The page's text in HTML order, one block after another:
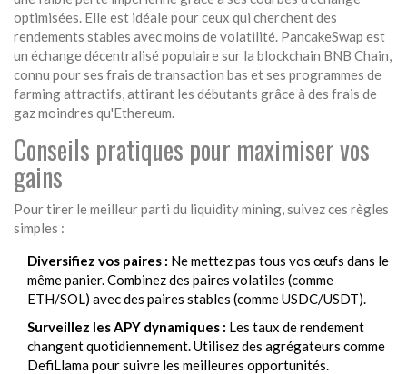
optimisées. Elle est idéale pour ceux qui cherchent des
rendements stables avec moins de volatilité. PancakeSwap est
un échange décentralisé populaire sur la blockchain BNB Chain,
connu pour ses frais de transaction bas et ses programmes de
farming attractifs, attirant les débutants grâce à des frais de
gaz moindres qu'Ethereum.
Conseils pratiques pour maximiser vos
gains
Pour tirer le meilleur parti du liquidity mining, suivez ces règles
simples :
Diversifiez vos paires : Ne mettez pas tous vos œufs dans le
même panier. Combinez des paires volatiles (comme
ETH/SOL) avec des paires stables (comme USDC/USDT).
Surveillez les APY dynamiques : Les taux de rendement
changent quotidiennement. Utilisez des agrégateurs comme
DefiLlama pour suivre les meilleures opportunités.